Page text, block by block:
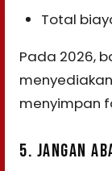
Total
Pada 2026,
menyimpan
5. JANGAN